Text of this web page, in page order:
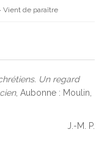
Vient de paraître
Un regard
, Aubonne : Moulin,
J.-M. P.